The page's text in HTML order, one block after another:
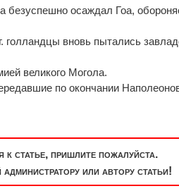
безуспешно осаждал Гоа,
голландцы вновь пытались завлад
великого Могола.
по окончании
статье, пришлите пожалуйста.
или автору статьи!